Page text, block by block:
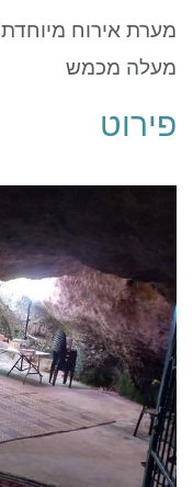
סמן קישורים
מערת אירוח מיוחדת
מעלה מכמש
פירוט